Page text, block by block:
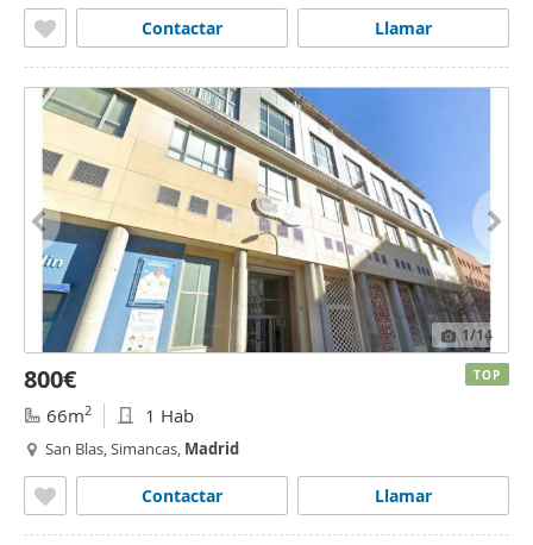
Llamar
Contactar
1/14
800€
66m2 1 Hab
San Blas, Simancas, Madrid
Llamar
Contactar
TOP